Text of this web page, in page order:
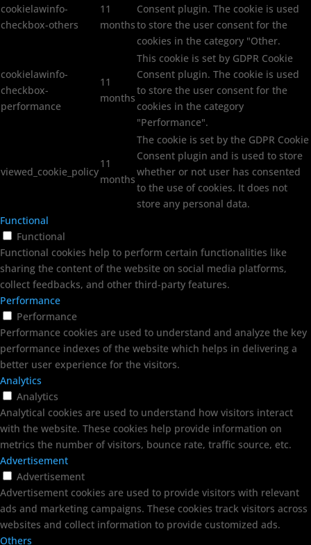
cookielawinfo-
checkbox-others
11
months
Consent plugin. The cookie is used
to store the user consent for the
cookies in the category "Other.
cookielawinfo-
checkbox-
performance
11
months
This cookie is set by GDPR Cookie
Consent plugin. The cookie is used
to store the user consent for the
cookies in the category
"Performance".
viewed_cookie_policy
11
months
The cookie is set by the GDPR Cookie
Consent plugin and is used to store
whether or not user has consented
to the use of cookies. It does not
store any personal data.
Functional
Functional
Functional cookies help to perform certain functionalities like
sharing the content of the website on social media platforms,
collect feedbacks, and other third-party features.
Performance
Performance
Performance cookies are used to understand and analyze the key
performance indexes of the website which helps in delivering a
better user experience for the visitors.
Analytics
Analytics
Analytical cookies are used to understand how visitors interact
with the website. These cookies help provide information on
metrics the number of visitors, bounce rate, traffic source, etc.
Advertisement
Advertisement
Advertisement cookies are used to provide visitors with relevant
ads and marketing campaigns. These cookies track visitors across
websites and collect information to provide customized ads.
Others